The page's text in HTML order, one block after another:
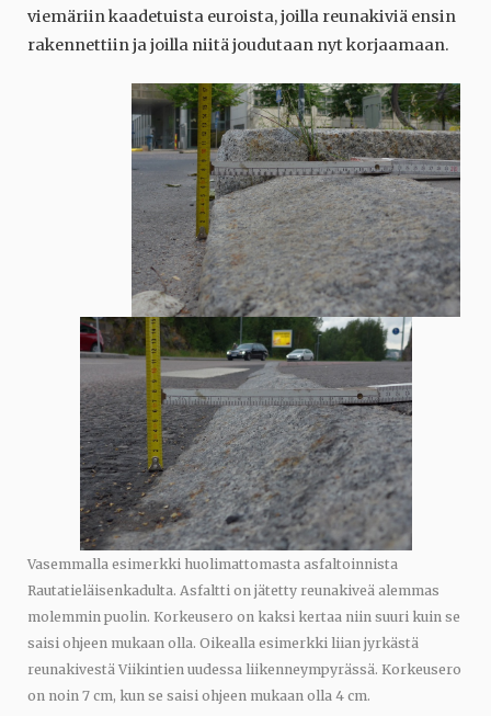
viemäriin kaadetuista euroista, joilla reunakiviä ensin
rakennettiin ja joilla niitä joudutaan nyt korjaamaan.
Vasemmalla esimerkki huolimattomasta asfaltoinnista
Rautatieläisenkadulta. Asfaltti on jätetty reunakiveä alemmas
molemmin puolin. Korkeusero on kaksi kertaa niin suuri kuin se
saisi ohjeen mukaan olla. Oikealla esimerkki liian jyrkästä
reunakivestä Viikintien uudessa liikenneympyrässä. Korkeusero
on noin 7 cm, kun se saisi ohjeen mukaan olla 4 cm.